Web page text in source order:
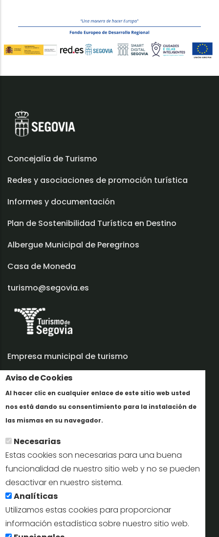
Aviso de Cookies
Al hacer clic en cualquier enlace de este sitio web usted
nos está dando su consentimiento para la instalación de
las mismas en su navegador.
Necesarias
Estas cookies son necesarias para una buena
funcionalidad de nuestro sitio web y no se pueden
desactivar en nuestro sistema.
Analíticas
Utilizamos estas cookies para proporcionar
información estadística sobre nuestro sitio web.
Concejalía de Turismo
Redes y asociaciones de promoción turística
Informes y documentación
Plan de Sostenibilidad Turística en Destino
Albergue Municipal de Peregrinos
Casa de Moneda
turismo@segovia.es
Empresa municipal de turismo
Trabaja con nosotros
Informes y documentación
Perfil del contratante
Oficinas de Turismo
reservas@turismodesegovia.com
info@turismodesegovia.com
Aviso legal |